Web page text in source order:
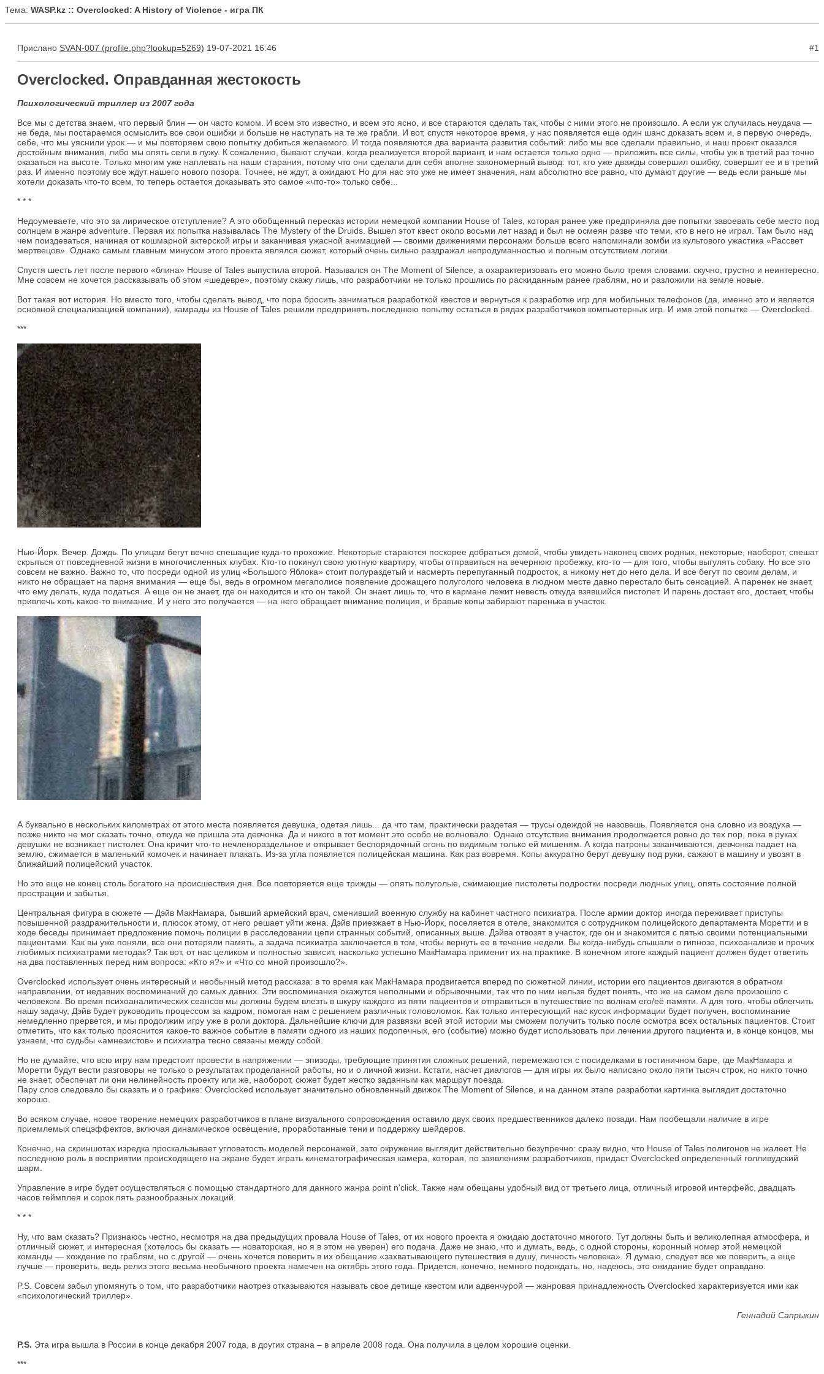
Тема: WASP.kz :: Overclocked: A History of Violence - игра ПК
Прислано SVAN-007 19-07-2021 16:46 #1
Overclocked. Оправданная жестокость
Психологический триллер из 2007 года
Все мы с детства знаем, что первый блин — он часто комом. И всем это известно, и всем это ясно, и все стараются сделать так, чтобы с ними этого не произошло. А если уж случилась неудача —
не беда, мы постараемся осмыслить все свои ошибки и больше не наступать на те же грабли. И вот, спустя некоторое время, у нас появляется еще один шанс доказать всем и, в первую очередь,
себе, что мы уяснили урок — и мы повторяем свою попытку добиться желаемого. И тогда появляются два варианта развития событий: либо мы все сделали правильно, и наш проект оказался
достойным внимания, либо мы опять сели в лужу. К сожалению, бывают случаи, когда реализуется второй вариант, и нам остается только одно — приложить все силы, чтобы уж в третий раз точно
оказаться на высоте. Только многим уже наплевать на наши старания, потому что они сделали для себя вполне закономерный вывод: тот, кто уже дважды совершил ошибку, совершит ее и в третий
раз. И именно поэтому все ждут нашего нового позора. Точнее, не ждут, а ожидают. Но для нас это уже не имеет значения, нам абсолютно все равно, что думают другие — ведь если раньше мы
хотели доказать что-то всем, то теперь остается доказывать это самое «что-то» только себе...
* * *
Недоумеваете, что это за лирическое отступление? А это обобщенный пересказ истории немецкой компании House of Tales, которая ранее уже предприняла две попытки завоевать себе место под
солнцем в жанре adventure. Первая их попытка называлась The Mystery of the Druids. Вышел этот квест около восьми лет назад и был не осмеян разве что теми, кто в него не играл. Там было над
чем поиздеваться, начиная от кошмарной актерской игры и заканчивая ужасной анимацией — своими движениями персонажи больше всего напоминали зомби из культового ужастика «Рассвет
мертвецов». Однако самым главным минусом этого проекта являлся сюжет, который очень сильно раздражал непродуманностью и полным отсутствием логики.
Спустя шесть лет после первого «блина» House of Tales выпустила второй. Назывался он The Moment of Silence, а охарактеризовать его можно было тремя словами: скучно, грустно и неинтересно.
Мне совсем не хочется рассказывать об этом «шедевре», поэтому скажу лишь, что разработчики не только прошлись по раскиданным ранее гра6лям, но и разложили на земле новые.
Вот такая вот история. Но вместо того, чтобы сделать вывод, что пора бросить заниматься разработкой квестов и вернуться к разработке игр для мобильных телефонов (да, именно это и является
основной специализацией компании), камрады из House of Tales решили предпринять последнюю попытку остаться в рядах разработчиков компьютерных игр. И имя этой попытке — Overclocked.
***
Нью-Йорк. Вечер. Дождь. По улицам бегут вечно спешащие куда-то прохожие. Некоторые стараются поскорее добраться домой, чтобы увидеть наконец своих родных, некоторые, наоборот, спешат
скрыться от повседневной жизни в многочисленных клубах. Кто-то покинул свою уютную квартиру, чтобы отправиться на вечернюю пробежку, кто-то — для того, чтобы выгулять собаку. Но все это
совсем не важно. Важно то, что посреди одной из улиц «Большого Яблока» стоит полураздетый и насмерть перепуганный подросток, а никому нет до него дела. И все бегут по своим делам, и
никто не обращает на парня внимания — еще бы, ведь в огромном мегаполисе появление дрожащего полуголого человека в людном месте давно перестало быть сенсацией. А паренек не знает,
что ему делать, куда податься. А еще он не знает, где он находится и кто он такой. Он знает лишь то, что в кармане лежит невесть откуда взявшийся пистолет. И парень достает его, достает, чтобы
привлечь хоть какое-то внимание. И у него это получается — на него обращает внимание полиция, и бравые копы забирают паренька в участок.
А буквально в нескольких километрах от этого места появляется девушка, одетая лишь... да что там, практически раздетая — трусы одеждой не назовешь. Появляется она словно из воздуха —
позже никто не мог сказать точно, откуда же пришла эта девчонка. Да и никого в тот момент это особо не волновало. Однако отсутствие внимания продолжается ровно до тех пор, пока в руках
девушки не возникает пистолет. Она кричит что-то нечленораздельное и открывает беспорядочный огонь по видимым только ей мишеням. А когда патроны заканчиваются, девчонка падает на
землю, сжимается в маленький комочек и начинает плакать. Из-за угла появляется полицейская машина. Как раз вовремя. Копы аккуратно берут девушку под руки, сажают в машину и увозят в
ближайший полицейский участок.
Но это еще не конец столь богатого на происшествия дня. Все повторяется еще трижды — опять полуголые, сжимающие пистолеты подростки посреди людных улиц, опять состояние полной
прострации и забытья.
Центральная фигура в сюжете — Дэйв МакНамара, бывший армейский врач, сменивший военную службу на кабинет частного психиатра. После армии доктор иногда переживает приступы
повышенной раздражительности и, плюсок этому, от него решает уйти жена. Дэйв приезжает в Нью-Йорк, поселяется в отеле, знакомится с сотрудником полицейского департамента Моретти и в
ходе беседы принимает предложение помочь полиции в расследовании цепи странных событий, описанных выше. Дэйва отвозят в участок, где он и знакомится с пятью своими потенциальными
пациентами. Как вы уже поняли, все они потеряли память, а задача психиатра заключается в том, чтобы вернуть ее в течение недели. Вы когда-нибудь слышали о гипнозе, психоанализе и прочих
любимых психиатрами методах? Так вот, от нас целиком и полностью зависит, насколько успешно МакНамара применит их на практике. В конечном итоге каждый пациент должен будет ответить
на два поставленных перед ним вопроса: «Кто я?» и «Что со мной произошло?».
Overclocked использует очень интересный и необычный метод рассказа: в то время как МакНамара продвигается вперед по сюжетной линии, истории его пациентов двигаются в обратном
направлении, от недавних воспоминаний до самых давних. Эти воспоминания окажутся неполными и обрывочными, так что по ним нельзя будет понять, что же на самом деле произошло с
человеком. Во время психоаналитических сеансов мы должны будем влезть в шкуру каждого из пяти пациентов и отправиться в путешествие по волнам его/её памяти. А для того, чтобы облегчить
нашу задачу, Дэйв будет руководить процессом за кадром, помогая нам с решением различных головоломок. Как только интересующий нас кусок информации будет получен, воспоминание
немедленно прервется, и мы продолжим игру уже в роли доктора. Дальнейшие ключи для развязки всей этой истории мы сможем получить только после осмотра всех остальных пациентов. Стоит
отметить, что как только прояснится какое-то важное событие в памяти одного из наших подопечных, его (событие) можно будет использовать при лечении другого пациента и, в конце концов, мы
узнаем, что судьбы «амнезистов» и психиатра тесно связаны между собой.
Но не думайте, что всю игру нам предстоит провести в напряжении — эпизоды, требующие принятия сложных решений, перемежаются с посиделками в гостиничном баре, где МакНамара и
Моретти будут вести разговоры не только о результатах проделанной работы, но и о личной жизни. Кстати, насчет диалогов — для игры их было написано около пяти тысяч строк, но никто точно
не знает, обеспечат ли они нелинейность проекту или же, наоборот, сюжет будет жестко заданным как маршрут поезда.
Пару слов следовало бы сказать и о графике: Overclocked использует значительно обновленный движок The Moment of Silence, и на данном этапе разработки картинка выглядит достаточно
хорошо.
Во всяком случае, новое творение немецких разработчиков в плане визуального сопровождения оставило двух своих предшественников далеко позади. Нам пообещали наличие в игре
приемлемых спецэффектов, включая динамическое освещение, проработанные тени и поддержку шейдеров.
Конечно, на скриншотах изредка проскальзывает угловатость моделей персонажей, зато окружение выглядит действительно безупречно: сразу видно, что House of Tales полигонов не жалеет. Не
последнюю роль в восприятии происходящего на экране будет играть кинематографическая камера, которая, по заявлениям разработчиков, придаст Overclocked определенный голливудский
шарм.
Управление в игре будет осуществляться с помощью стандартного для данного жанра point n'click. Также нам обещаны удобный вид от третьего лица, отличный игровой интерфейс, двадцать
часов геймплея и сорок пять разнообразных локаций.
* * *
Ну, что вам сказать? Признаюсь честно, несмотря на два предыдущих провала House of Tales, от их нового проекта я ожидаю достаточно многого. Тут должны быть и великолепная атмосфера, и
отличный сюжет, и интересная (хотелось бы сказать — новаторская, но я в этом не уверен) его подача. Даже не знаю, что и думать, ведь, с одной стороны, коронный номер этой немецкой
команды — хождение по гра6лям, но с другой — очень хочется поверить в их обещание «захватывающего путешествия в душу, личность человека». Я думаю, следует все же поверить, а еще
лучше — проверить, ведь релиз этого весьма необычного проекта намечен на октябрь этого года. Придется, конечно, немного подождать, но, надеюсь, это ожидание будет оправдано.
P.S. Совсем забыл упомянуть о том, что разработчики наотрез отказываются называть свое детище квестом или адвенчурой — жанровая принадлежность Overclocked характеризуется ими как
«психологический триллер».
Геннадий Сапрыкин
P.S. Эта игра вышла в России в конце декабря 2007 года, в других страна – в апреле 2008 года. Она получила в целом хорошие оценки.
***